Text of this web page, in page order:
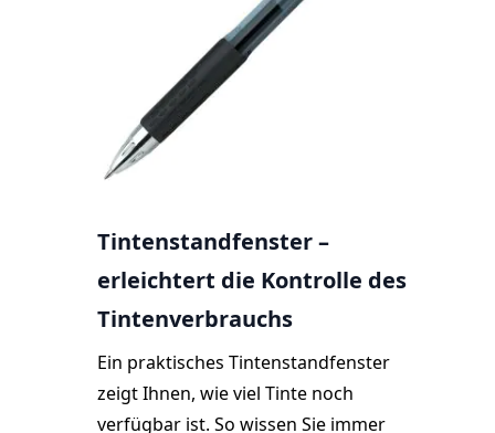
Tintenstandfenster –
erleichtert die Kontrolle des
Tintenverbrauchs
Ein praktisches Tintenstandfenster
zeigt Ihnen, wie viel Tinte noch
verfügbar ist. So wissen Sie immer